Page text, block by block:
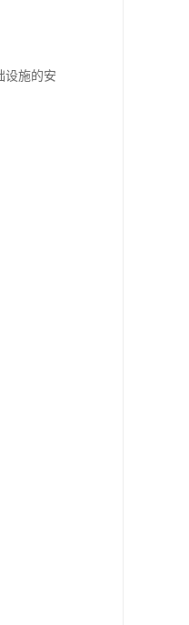
设施的安